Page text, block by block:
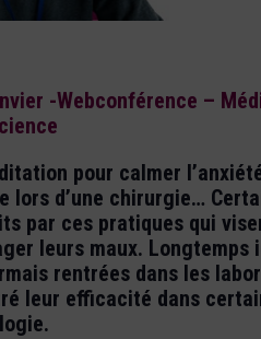
-Webconférence –
pour calmer
lors d’une chirurgie…
par ces pratiques qui
leurs maux. Longtemps
rentrées dans les
leur efficacité dans